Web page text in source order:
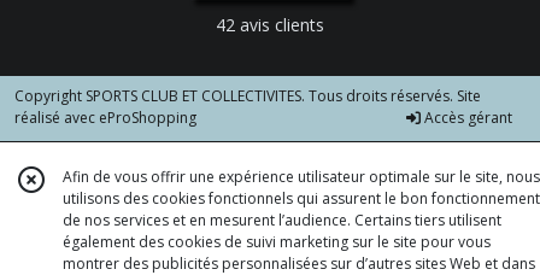
42 avis clients
Copyright SPORTS CLUB ET COLLECTIVITES. Tous droits réservés. Site
réalisé avec eProShopping Accès gérant
Afin de vous offrir une expérience utilisateur optimale sur le site, nous
utilisons des cookies fonctionnels qui assurent le bon fonctionnement
de nos services et en mesurent l’audience. Certains tiers utilisent
également des cookies de suivi marketing sur le site pour vous
montrer des publicités personnalisées sur d’autres sites Web et dans